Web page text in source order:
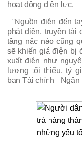
hoạt động điện lực.
“Nguồn điện đến
phát điện, truyền tải
tầng nấc nào cũng
sẽ khiến giá điện bị
xuất điện như
lương tối thiểu, tỷ
ban Tài chính -